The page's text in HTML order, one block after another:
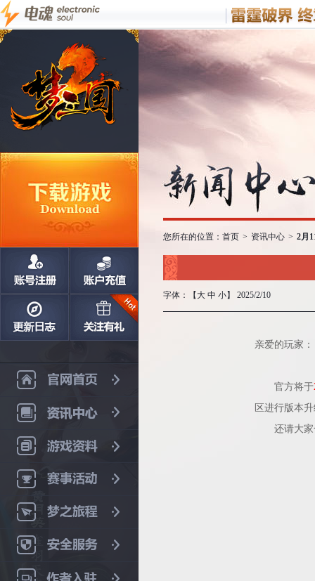
您所在的位置： 首页 > 资讯中心 > 2月
字体：【 大 中 小】 2025/2/10
亲爱的玩家：
官方将于
区进行版本
还请大家合